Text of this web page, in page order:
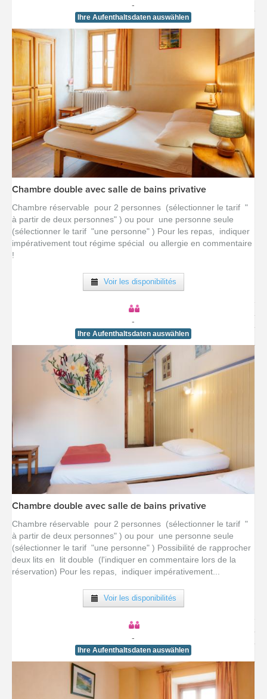
-
Ihre Aufenthaltsdaten auswählen
[voir la fiche détail]
Chambre double avec salle de bains privative
Chambre réservable pour 2 personnes (sélectionner le tarif "
à partir de deux personnes" ) ou pour une personne seule
(sélectionner le tarif "une personne" ) Pour les repas, indiquer
impérativement tout régime spécial ou allergie en commentaire
!
Voir les disponibilités
-
Ihre Aufenthaltsdaten auswählen
[voir la fiche détail]
Chambre double avec salle de bains privative
Chambre réservable pour 2 personnes (sélectionner le tarif "
à partir de deux personnes" ) ou pour une personne seule
(sélectionner le tarif "une personne" ) Possibilité de rapprocher
deux lits en lit double (l'indiquer en commentaire lors de la
réservation) Pour les repas, indiquer impérativement...
Voir les disponibilités
-
Ihre Aufenthaltsdaten auswählen